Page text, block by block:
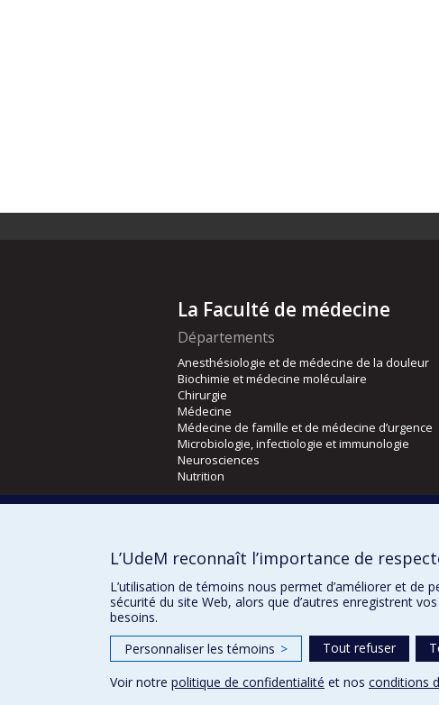
La Faculté de médecine
Départements
Anesthésiologie et de médecine de la douleur
Biochimie et médecine moléculaire
Chirurgie
Médecine
Médecine de famille et de médecine d’urgence
Microbiologie, infectiologie et immunologie
Neurosciences
Nutrition
Orthophonie et audiologie
L’UdeM reconnaît l’importance de
L’utilisation de témoins nous permet d’améliorer et
sécurité du site Web, alors que d’autres enregistrent
besoins.
Personnaliser les témoins > Tout refuser
Voir notre politique de confidentialité et nos conditions